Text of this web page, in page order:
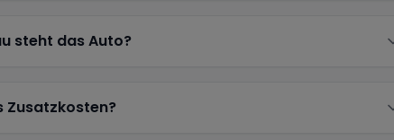
steht das Auto?
Zusatzkosten?